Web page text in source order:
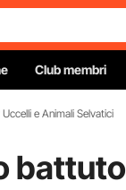
Club membri
e Animali Selvatici
battuto